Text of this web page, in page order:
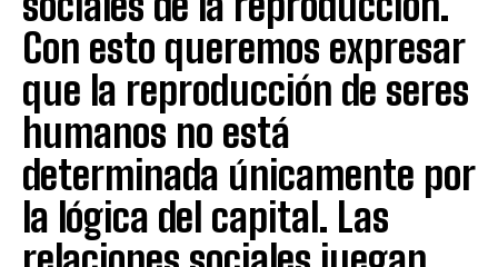
Con esto queremos expresar
que la reproducción de seres
humanos no está
determinada únicamente por
la lógica del capital. Las